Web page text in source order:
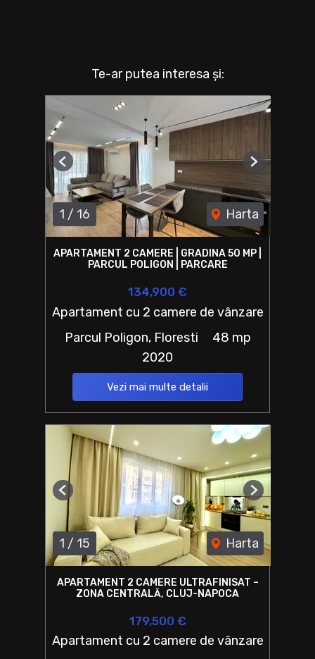
Te-ar putea interesa și:
1 / 16 Harta
Previous Next
APARTAMENT 2 CAMERE | GRADINA 50 MP |
PARCUL POLIGON | PARCARE
134,900 €
Apartament cu 2 camere de vânzare
Parcul Poligon, Floresti
48 mp
2020
Vezi mai multe detalii
1 / 15 Harta
Previous Next
APARTAMENT 2 CAMERE ULTRAFINISAT –
ZONA CENTRALĂ, CLUJ-NAPOCA
179,500 €
Apartament cu 2 camere de vânzare